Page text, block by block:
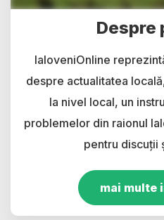
Despre
IaloveniOnline
despre actualitatea
la nivel local, un
problemelor din raionul
pentru discuții
mai multe